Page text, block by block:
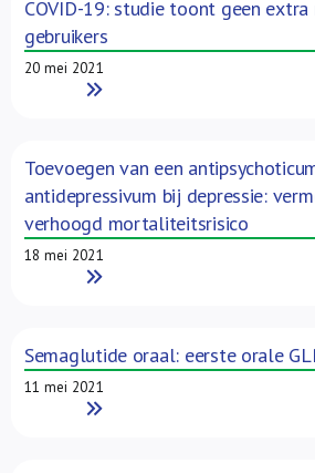
COVID-19: studie toont geen extra
gebruikers
20 mei 2021
Read More
Toevoegen van een
antidepressivum bij depressie:
verhoogd mortaliteitsrisico
18 mei 2021
Read More
Semaglutide oraal: eerste orale
11 mei 2021
Read More